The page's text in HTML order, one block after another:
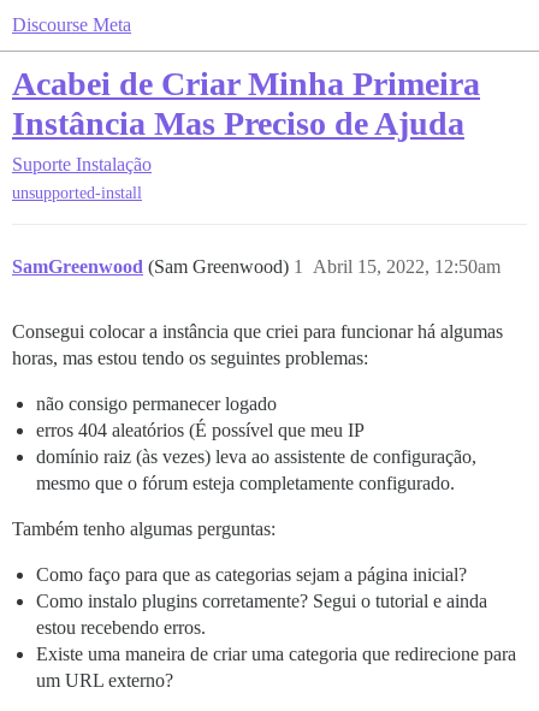
Discourse Meta
Acabei de Criar Minha Primeira
Instância Mas Preciso de Ajuda
Suporte Instalação
unsupported-install
SamGreenwood (Sam Greenwood) Abril 15, 2022, 12:50am
1
Consegui colocar a instância que criei para funcionar há algumas
horas, mas estou tendo os seguintes problemas:
não consigo permanecer logado
erros 404 aleatórios (É possível que meu IP
domínio raiz (às vezes) leva ao assistente de configuração,
mesmo que o fórum esteja completamente configurado.
Também tenho algumas perguntas:
Como faço para que as categorias sejam a página inicial?
Como instalo plugins corretamente? Segui o tutorial e ainda
estou recebendo erros.
Existe uma maneira de criar uma categoria que redirecione para
um URL externo?